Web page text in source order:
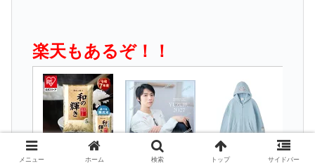
楽天もあるぞ！！
メニュー ホーム 検索 トップ サイドバー